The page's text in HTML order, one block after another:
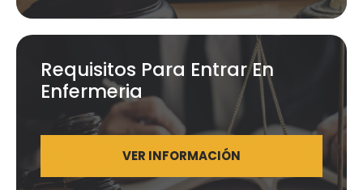
Requisitos Para Entrar En
Enfermeria
VER INFORMACIÓN